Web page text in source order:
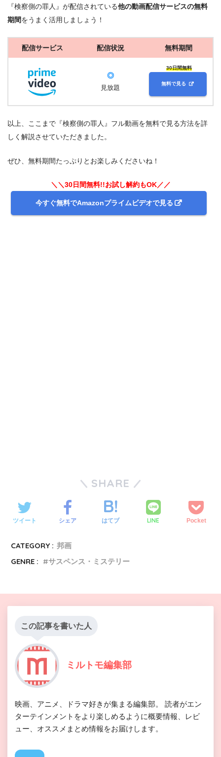
『検察側の罪人』が配信されている他の動画配信サービスの無料
期間をうまく活用しましょう！
配信サービス 配信状況 無料期間
◎
見放題
30日間無料
無料で見る
以上、ここまで『検察側の罪人』フル動画を無料で見る方法を詳
しく解説させていただきました。
ぜひ、無料期間たっぷりとお楽しみくださいね！
＼＼30日間無料!!お試し解約もOK／／
今すぐ無料でAmazonプライムビデオで見る
SHARE
ツイート シェア はてブ LINE Pocket
CATEGORY : 邦画
GENRE :
サスペンス・ミステリー
この記事を書いた人
ミルトモ編集部
映画、アニメ、ドラマ好きが集まる編集部。 読者がエン
ターテインメントをより楽しめるように概要情報、レビ
ュー、オススメまとめ情報をお届けします。